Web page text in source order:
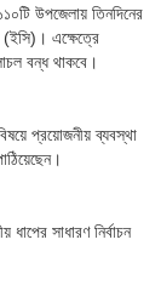
উপজেলায় তিনদিনের
(ইসি)। এক্ষেত্রে
বন্ধ থাকবে।
প্রয়োজনীয় ব্যবস্থা
সাধারণ নির্বাচন